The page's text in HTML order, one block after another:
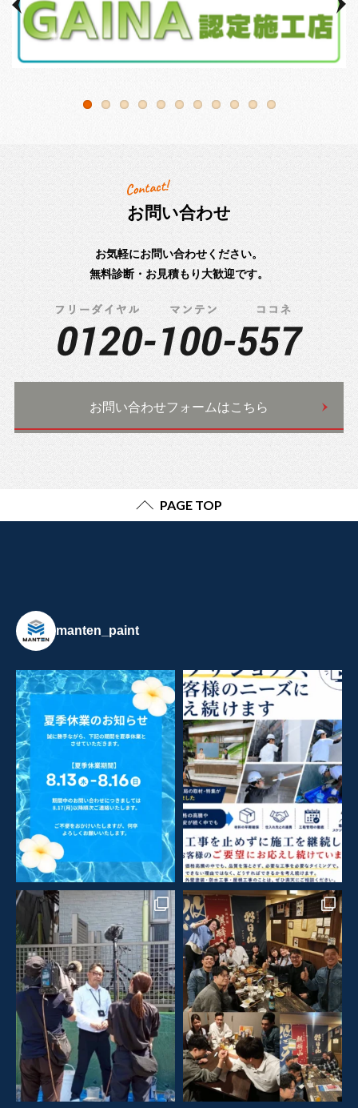
お問い合わせ
お気軽にお問い合わせください。
無料診断・お見積もり大歓迎です。
お問い合わせフォームはこちら
PAGE TOP
manten_paint